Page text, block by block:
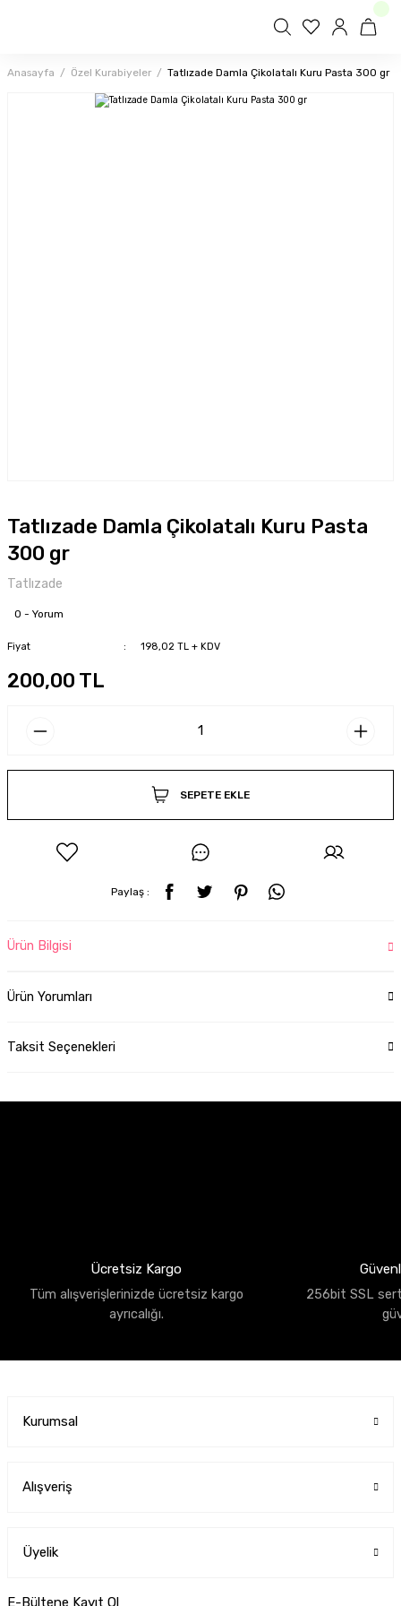
Anasayfa Özel Kurabiyeler Tatlızade Damla Çikolatalı Kuru Pasta 300 gr
Tatlızade Damla Çikolatalı Kuru Pasta
300 gr
Tatlızade
0 - Yorum
Fiyat 198,02 TL + KDV
200,00 TL
SEPETE EKLE
Paylaş :
Ürün Bilgisi
Ürün Yorumları
Taksit Seçenekleri
Ücretsiz Kargo
Tüm alışverişlerinizde ücretsiz kargo
ayrıcalığı.
256bit SSL
Kurumsal
Alışveriş
Üyelik
E-Bültene Kayıt Ol